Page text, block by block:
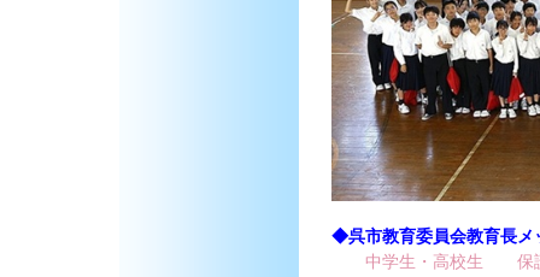
◆呉市教育委員会教育長
中学生・高校生
保